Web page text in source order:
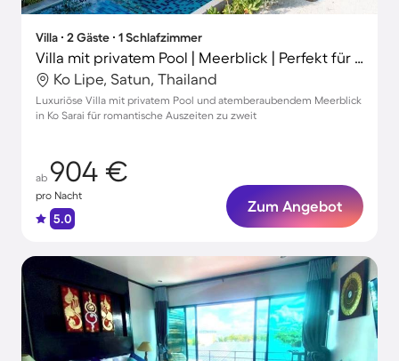
Villa ∙ 2 Gäste ∙ 1 Schlafzimmer
Villa mit privatem Pool | Meerblick | Perfekt für die Arbeit von Zuhause
Ko Lipe, Satun, Thailand
Luxuriöse Villa mit privatem Pool und atemberaubendem Meerblick
in Ko Sarai für romantische Auszeiten zu zweit
ab 904 €
pro Nacht
5.0
Zum Angebot